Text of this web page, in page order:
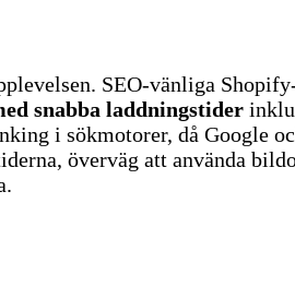
SEO-vänliga
snabba laddningstider
i sökmotorer, då Google
överväg att använda